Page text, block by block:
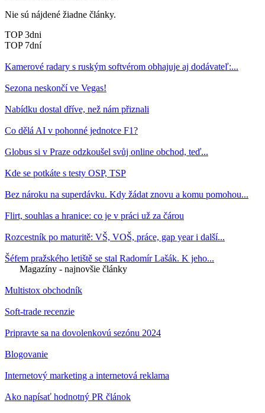
Nie sú nájdené žiadne články.
TOP 3dni
TOP 7dní
Kamerové radary s ruským softvérom obhajuje aj dodávateľ:...
Sezona neskončí ve Vegas!
Nabídku dostal dříve, než nám přiznali
Co dělá AI v pohonné jednotce F1?
Globus si v Praze odzkoušel svůj online obchod, teď...
Kde se potkáte s testy OSP, TSP
Bez nároku na superdávku. Kdy žádat znovu a komu pomohou...
Flirt, souhlas a hranice: co je v práci už za čárou
Rozcestník po maturitě: VŠ, VOŠ, práce, gap year i další...
Šéfem pražského letiště se stal Radomír Lašák. K jeho...
Magazíny - najnovšie články
Multistox obchodník
Soft-trade recenzie
Pripravte sa na dovolenkovú sezónu 2024
Blogovanie
Internetový marketing a internetová reklama
Ako napísať hodnotný PR článok